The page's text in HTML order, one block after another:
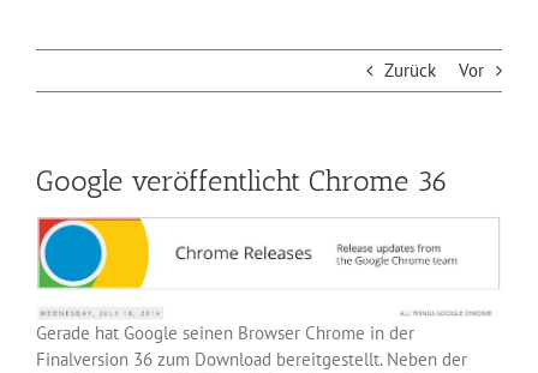
Zurück Vor
Google veröffentlicht Chrome 36
Gerade hat Google seinen Browser Chrome in der
Finalversion 36 zum Download bereitgestellt. Neben der